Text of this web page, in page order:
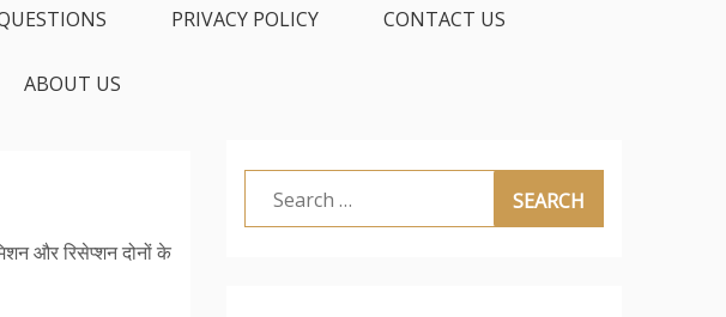
PRIVACY POLICY CONTACT US
ABOUT US
और रिसेप्शन दोनों के
Search
for: